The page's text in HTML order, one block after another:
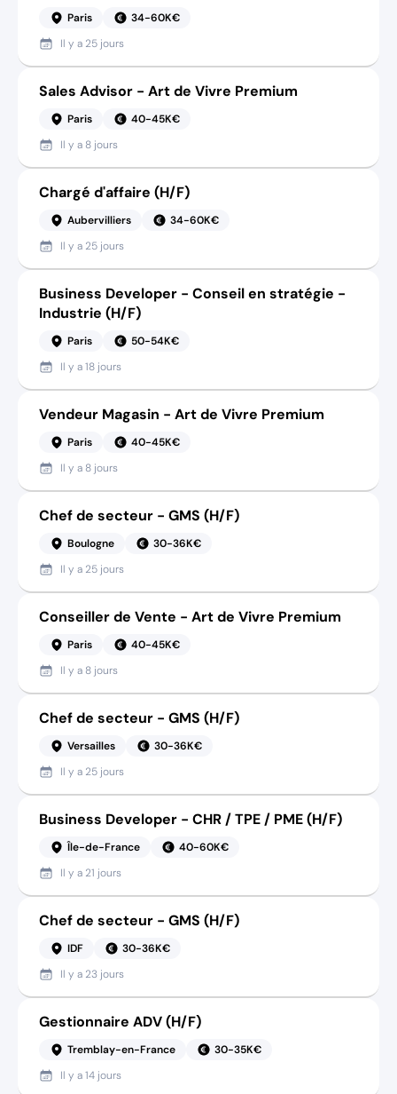
Paris
34-60K€
Il y a 25 jours
Sales Advisor - Art de Vivre Premium
Paris
40-45K€
Il y a 8 jours
Chargé d'affaire (H/F)
Aubervilliers
34-60K€
Il y a 25 jours
Business Developer - Conseil en stratégie -
Industrie (H/F)
Paris
50-54K€
Il y a18 jours
Vendeur Magasin - Art de Vivre Premium
Paris
40-45K€
Il y a 8 jours
Chef de secteur - GMS (H/F)
Boulogne
30-36K€
Il y a 25 jours
Conseiller de Vente - Art de Vivre Premium
Paris
40-45K€
Il y a 8 jours
Chef de secteur - GMS (H/F)
Versailles
30-36K€
Il y a 25 jours
Business Developer - CHR / TPE / PME (H/F)
Île-de-France
40-60K€
Il y a 21 jours
Chef de secteur - GMS (H/F)
IDF
30-36K€
Il y a 23 jours
Gestionnaire ADV (H/F)
Tremblay-en-France
30-35K€
Il y a14 jours